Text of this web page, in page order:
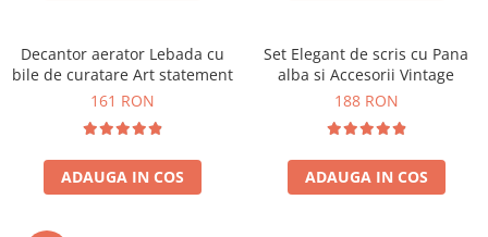
Decantor aerator Lebada cu
bile de curatare Art statement
161 RON
ADAUGA IN COS
Set Elegant de scris cu Pana
alba si Accesorii Vintage
188 RON
ADAUGA IN COS